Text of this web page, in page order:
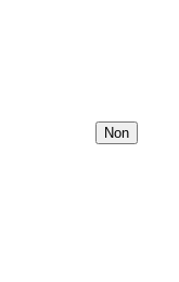
Non